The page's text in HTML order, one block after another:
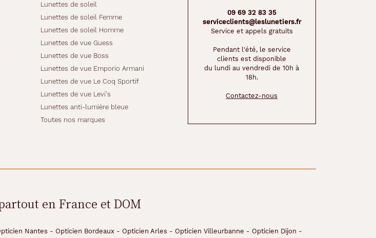
Lunettes de soleil
Lunettes de soleil Femme
Lunettes de soleil Homme
Lunettes de vue Guess
Lunettes de vue Boss
Lunettes de vue Emporio Armani
Lunettes de vue Le Coq Sportif
Lunettes de vue Levi's
Lunettes anti-lumière bleue
Toutes nos marques
09 69 32 83 35
serviceclients@leslunetiers.fr
Service et appels gratuits
Pendant l'été, le service
clients est disponible
du lundi au vendredi de 10h à
18h.
Contactez-nous
en France et DOM
Nantes - Opticien Bordeaux - Opticien Arles - Opticien Villeurbanne - Opticien Dijon -